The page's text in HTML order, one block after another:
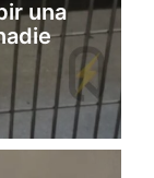
una